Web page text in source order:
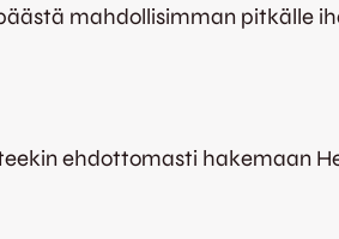
mahdollisimman pitkälle
ehdottomasti hakemaan